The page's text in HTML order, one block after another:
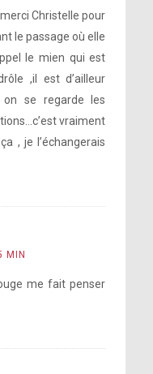
Christelle pour
le passage où elle
le mien qui est
,il est d’ailleur
se regarde les
vraiment
, je l’échangerais
MIN
me fait penser